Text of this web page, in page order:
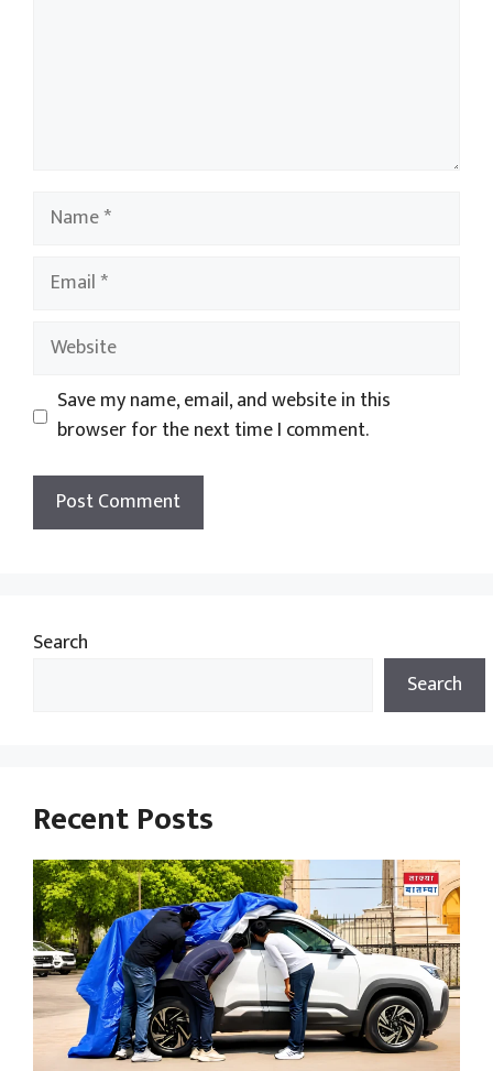
Name
Email
Website
Save my name, email, and website in this
browser for the next time I comment.
Search
Search
Recent Posts